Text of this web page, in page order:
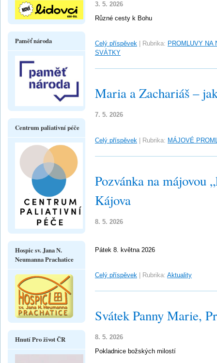
3. 5. 2026
Různé cesty k Bohu
Celý příspěvek Rubrika: PROMLUVY NA
SVÁTKY
Maria a Zachariáš –
7. 5. 2026
Celý příspěvek Rubrika: MÁJOVÉ
Pozvánka na májovou
Kájova
8. 5. 2026
Pátek 8. května 2026
Celý příspěvek Rubrika: Aktuality
Svátek Panny Marie,
8. 5. 2026
Pokladnice božských milostí
Paměť národa
Centrum paliativní péče
Hospic sv. Jana N.
Neumanna Prachatice
Hnutí Pro život ČR